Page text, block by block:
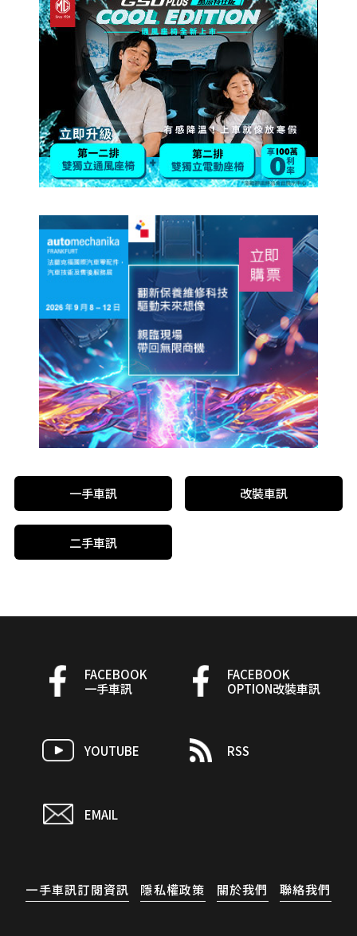
一手車訊 改裝車訊
二手車訊
FACEBOOK
一手車訊
FACEBOOK
OPTION改裝車訊
YOUTUBE RSS
EMAIL
一手車訊訂閱資訊 隱私權政策 關於我們 聯絡我們